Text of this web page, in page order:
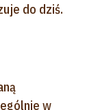
do dziś.
w